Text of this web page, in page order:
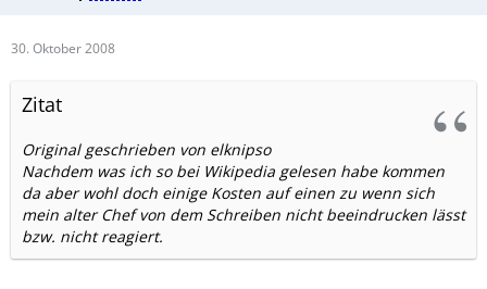
30. Oktober 2008
Zitat
Original geschrieben von elknipso
Nachdem was ich so bei Wikipedia gelesen habe kommen
da aber wohl doch einige Kosten auf einen zu wenn sich
mein alter Chef von dem Schreiben nicht beeindrucken lässt
bzw. nicht reagiert.